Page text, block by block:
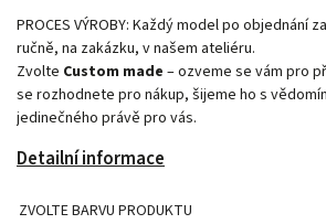
PROCES VÝROBY: Každý model po objednání
ručně, na zakázku, v našem ateliéru.
Zvolte Custom made – ozveme se vám pro
se rozhodnete pro nákup, šijeme ho s
jedinečného právě pro vás.
Detailní informace
ZVOLTE BARVU PRODUKTU